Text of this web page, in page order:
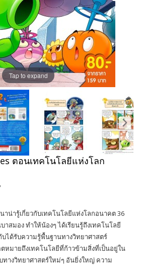
Tap to expand
ตอนเทคโนโลยีแห่งโลก
าน่ารู้เกี่ยวกับเทคโนโลยีแห่งโลกอนาคต 36
สมอง ทำให้น้องๆ ได้เรียนรู้ถึงเทคโนโลยี
ได้รับความรู้พื้นฐานทางวิทยาศาสตร์
หมายถึงเทคโนโลยีที่ก้าวข้ามสิ่งที่เป็นอยู่ใน
างวิทยาศาสตร์ใหม่ๆ อันยิ่งใหญ่ ความ